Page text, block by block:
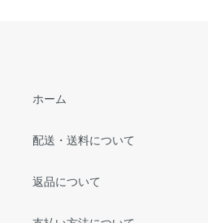
ホーム
配送・送料について
返品について